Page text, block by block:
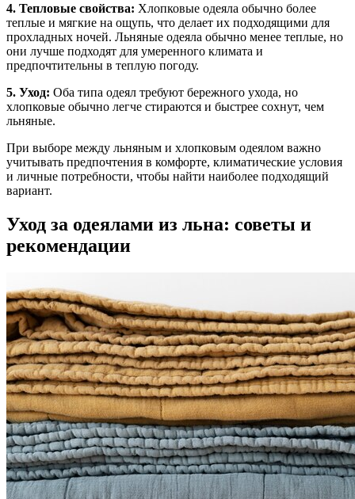
4. Тепловые свойства: Хлопковые одеяла обычно более
теплые и мягкие на ощупь, что делает их подходящими для
прохладных ночей. Льняные одеяла обычно менее теплые, но
они лучше подходят для умеренного климата и
предпочтительны в теплую погоду.
5. Уход: Оба типа одеял требуют бережного ухода, но
хлопковые обычно легче стираются и быстрее сохнут, чем
льняные.
При выборе между льняным и хлопковым одеялом важно
учитывать предпочтения в комфорте, климатические условия
и личные потребности, чтобы найти наиболее подходящий
вариант.
Уход за одеялами из льна: советы и
рекомендации